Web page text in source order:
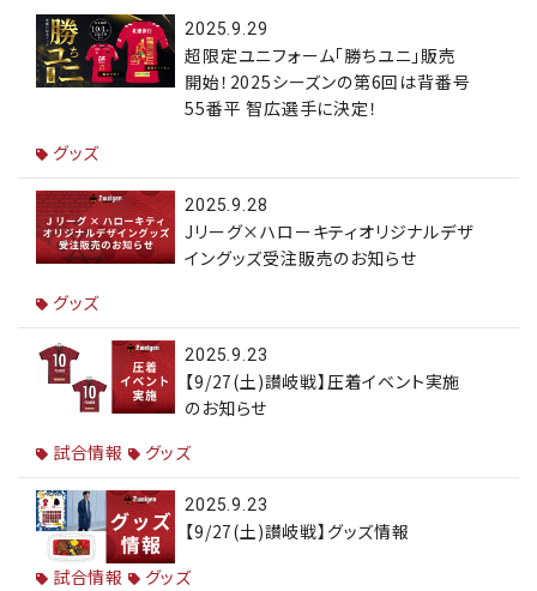
2025.9.29
超限定ユニフォーム「勝ちユニ」販売
開始！2025シーズンの第6回は背番号
55番平 智広選手に決定！
グッズ
2025.9.28
Jリーグ×ハローキティオリジナルデザ
イングッズ受注販売のお知らせ
グッズ
2025.9.23
【9/27(土)讃岐戦】圧着イベント実施
のお知らせ
試合情報
グッズ
2025.9.23
【9/27(土)讃岐戦】グッズ情報
試合情報
グッズ